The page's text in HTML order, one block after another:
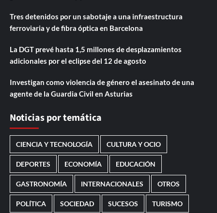
Tres detenidos por un sabotaje a una infraestructura
ferroviaria y de fibra óptica en Barcelona
La DGT prevé hasta 1,5 millones de desplazamientos
adicionales por el eclipse del 12 de agosto
Investigan como violencia de género el asesinato de una
agente de la Guardia Civil en Asturias
Noticias por temática
CIENCIA Y TECNOLOGÍA CULTURA Y OCIO
DEPORTES ECONOMÍA EDUCACIÓN
GASTRONOMÍA INTERNACIONALES OTROS
POLÍTICA SOCIEDAD SUCESOS TURISMO